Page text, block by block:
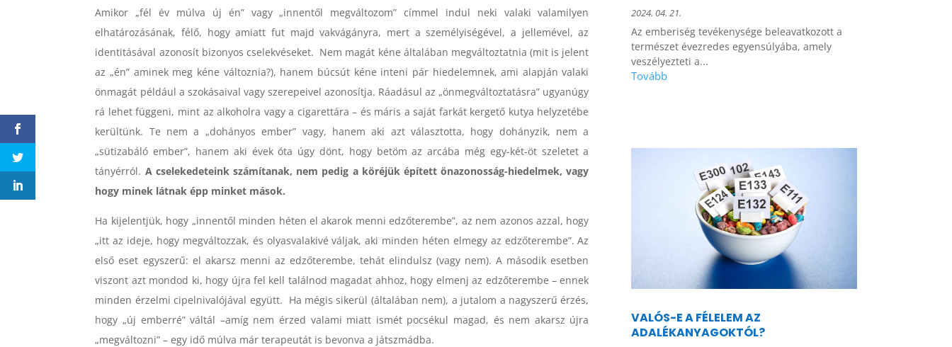
Amikor „fél év múlva új én” vagy „innentől megváltozom” címmel indul neki valaki valamilyen
elhatározásának, félő, hogy amiatt fut majd vakvágányra, mert a személyiségével, a jellemével, az
identitásával azonosít bizonyos cselekvéseket. Nem magát kéne általában megváltoztatnia (mit is jelent
az „én” aminek meg kéne változnia?), hanem búcsút kéne inteni pár hiedelemnek, ami alapján valaki
önmagát például a szokásaival vagy szerepeivel azonosítja. Ráadásul az „önmegváltoztatásra” ugyanúgy
rá lehet függeni, mint az alkoholra vagy a cigarettára – és máris a saját farkát kergető kutya helyzetébe
kerültünk. Te nem a „dohányos ember” vagy, hanem aki azt választotta, hogy dohányzik, nem a
„sütizabáló ember”, hanem aki évek óta úgy dönt, hogy betöm az arcába még egy-két-öt szeletet a
tányérról. A cselekedeteink számítanak, nem pedig a köréjük épített önazonosság-hiedelmek, vagy
hogy minek látnak épp minket mások.
Ha kijelentjük, hogy „innentől minden héten el akarok menni edzőterembe”, az nem azonos azzal, hogy
„itt az ideje, hogy megváltozzak, és olyasvalakivé váljak, aki minden héten elmegy az edzőterembe”. Az
első eset egyszerű: el akarsz menni az edzőterembe, tehát elindulsz (vagy nem). A második esetben
viszont azt mondod ki, hogy újra fel kell találnod magadat ahhoz, hogy elmenj az edzőterembe – ennek
minden érzelmi cipelnivalójával együtt. Ha mégis sikerül (általában nem), a jutalom a nagyszerű érzés,
hogy „új emberré” váltál –amíg nem érzed valami miatt ismét pocsékul magad, és nem akarsz újra
„megváltozni” – egy idő múlva már terapeutát is bevonva a játszmádba.
2024. 04. 21.
Az emberiség tevékenysége beleavatkozott a
természet évezredes egyensúlyába, amely
veszélyezteti a...
VALÓS-E A FÉLELEM AZ
ADALÉKANYAGOKTÓL?